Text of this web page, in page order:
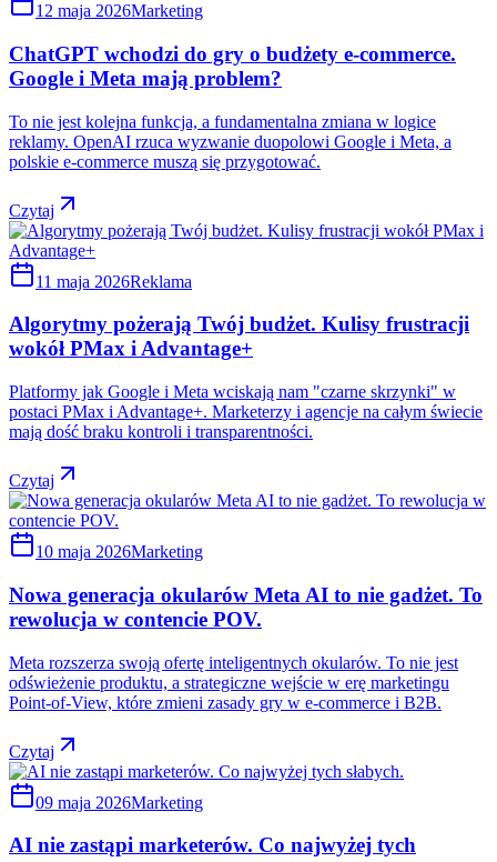
12 maja 2026Marketing
ChatGPT wchodzi do gry o budżety e-commerce.
Google i Meta mają problem?
To nie jest kolejna funkcja, a fundamentalna zmiana w logice
reklamy. OpenAI rzuca wyzwanie duopolowi Google i Meta, a
polskie e-commerce muszą się przygotować.
Czytaj
11 maja 2026Reklama
Algorytmy pożerają Twój budżet. Kulisy frustracji
wokół PMax i Advantage+
Platformy jak Google i Meta wciskają nam "czarne skrzynki" w
postaci PMax i Advantage+. Marketerzy i agencje na całym świecie
mają dość braku kontroli i transparentności.
Czytaj
10 maja 2026Marketing
Nowa generacja okularów Meta AI to nie gadżet. To
rewolucja w contencie POV.
Meta rozszerza swoją ofertę inteligentnych okularów. To nie jest
odświeżenie produktu, a strategiczne wejście w erę marketingu
Point-of-View, które zmieni zasady gry w e-commerce i B2B.
Czytaj
09 maja 2026Marketing
AI nie zastąpi marketerów. Co najwyżej tych